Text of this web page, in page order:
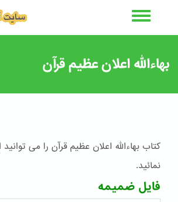
بهاءالله اعلان عظیم قرآن
کتاب بهاءالله اعلان عظیم قرآن را می توانید
نمائید.
فایل ضمیمه